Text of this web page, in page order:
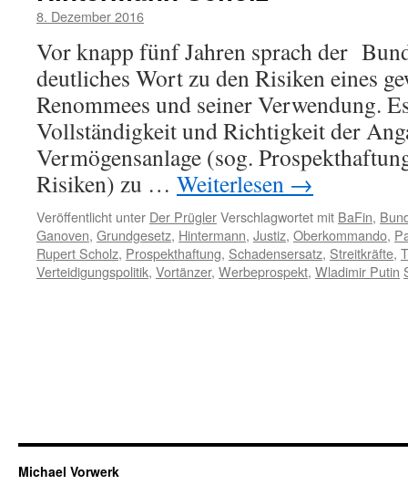
8. Dezember 2016
Vor knapp fünf Jahren sprach der
deutliches Wort zu den Risiken eines
Renommees und seiner Verwendung.
Vollständigkeit und Richtigkeit der
Vermögensanlage (sog.
Risiken) zu … Weiterlesen →
Veröffentlicht unter Der PrüglerVerschlagwortet mit BaFin,
Ganoven, Grundgesetz, Hintermann, Justiz, Oberkommando,
Rupert Scholz, Prospekthaftung, Schadensersatz, Streitkräfte,
Verteidigungspolitik, Vortänzer, Werbeprospekt, Wladimir Putin
Michael Vorwerk